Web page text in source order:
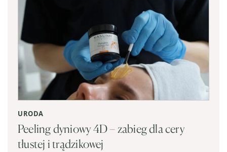
URODA
Peeling dyniowy 4D – zabieg dla cery
tłustej i trądzikowej